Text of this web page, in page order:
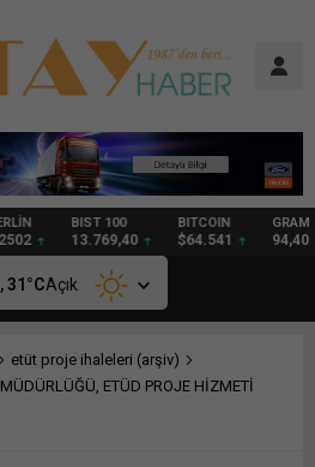
BIST 100
13.769,40
BITCOIN
$64.541
GRAM
94,40
31 °CAçık
etüt proje ihaleleri (arşiv)
ETÜD PROJE HİZMETİ